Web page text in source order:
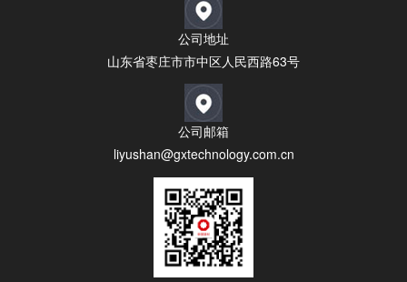
公司地址
山东省枣庄市市中区人民西路63号
公司邮箱
liyushan@gxtechnology.com.cn